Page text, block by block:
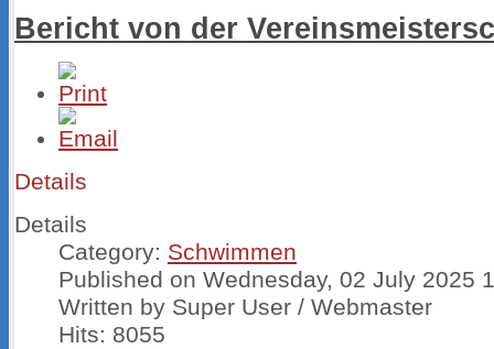
Bericht von der
Details
Details
Category: Schwimmen
Published on Wednesday, 02 July 2025
Written by Super User / Webmaster
Hits: 8055